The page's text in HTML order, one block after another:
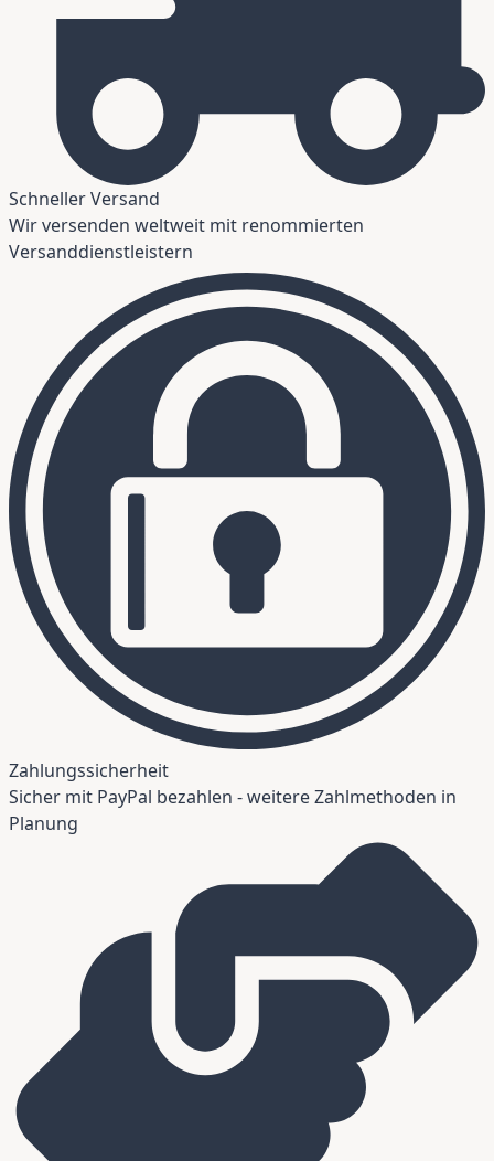
Schneller Versand
Wir versenden weltweit mit renommierten
Versanddienstleistern
Zahlungssicherheit
Sicher mit PayPal bezahlen - weitere Zahlmethoden in
Planung